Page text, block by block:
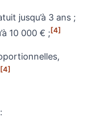
jusqu’à 3 ans ;
10 000 € ;[4]
[4]